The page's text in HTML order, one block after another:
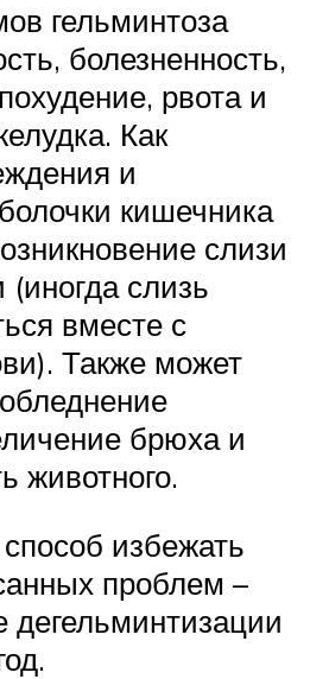
гельминтоза
болезненность,
рвота и
Как
и
кишечника
слизи
(иногда слизь
вместе с
Также может
брюха и
животного.
избежать
проблем –
дегельминтизации